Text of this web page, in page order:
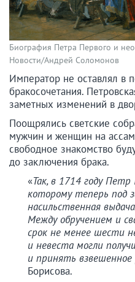
Биография Петра Первого и
Новости/Андрей Соломонов
Император не оставлял в
бракосочетания.
заметных изменений в
Поощрялись светские
мужчин и женщин на
свободное знакомство
до заключения брака.
«Так, в 1714 году Петр
которому теперь под
насильственная
Между обручением и
срок не менее шести
и невеста могли
и принять
Борисова.